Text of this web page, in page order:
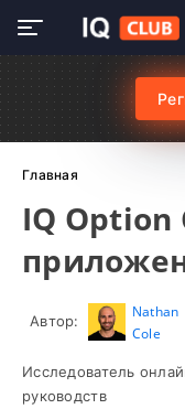
Главная
IQ Option
Автор:
Nathan
Cole
Исследователь
руководств